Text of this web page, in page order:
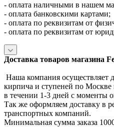
- оплата наличными в нашем
- оплата банковскими картами;
- оплата по реквизитам от
- оплата по реквизитам от
Доставка товаров магазина
Наша компания осуществляет
кирпича и ступеней по Москве
в течении 1-3 дней с моменты
Так же оформляем доставку в
транспортных компаний.
Минимальная сумма заказа